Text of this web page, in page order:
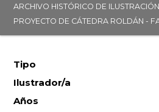
ARCHIVO HISTÓRICO DE
PROYECTO DE CÁTEDRA ROLDÁN -
Tipo
Ilustrador/a
Años